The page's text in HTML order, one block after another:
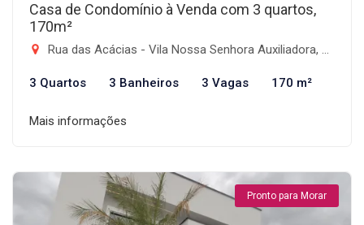
Casa de Condomínio à Venda com 3 quartos,
170m²
Rua das Acácias - Vila Nossa Senhora Auxiliadora, Tremembé-SP
3 Quartos 3 Banheiros 3 Vagas 170 m²
Mais informações
Pronto para Morar